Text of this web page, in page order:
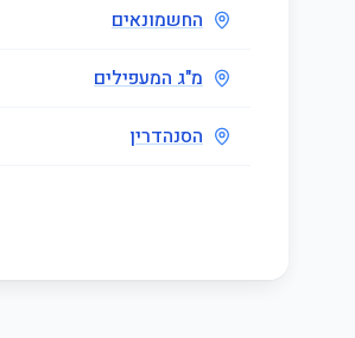
החשמונאים
מ"ג המעפילים
הסנהדרין